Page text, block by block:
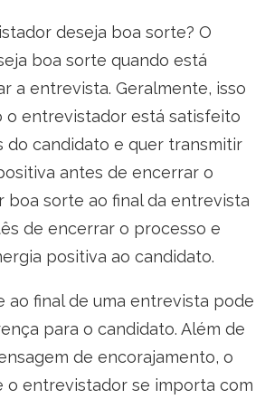
deseja boa sorte? O
boa sorte quando está
a entrevista. Geralmente, isso
o entrevistador está satisfeito
do candidato e quer transmitir
antes de encerrar o
boa sorte ao final da entrevista
de encerrar o processo e
positiva ao candidato.
ao final de uma entrevista pode
para o candidato. Além de
de encorajamento, o
o entrevistador se importa com